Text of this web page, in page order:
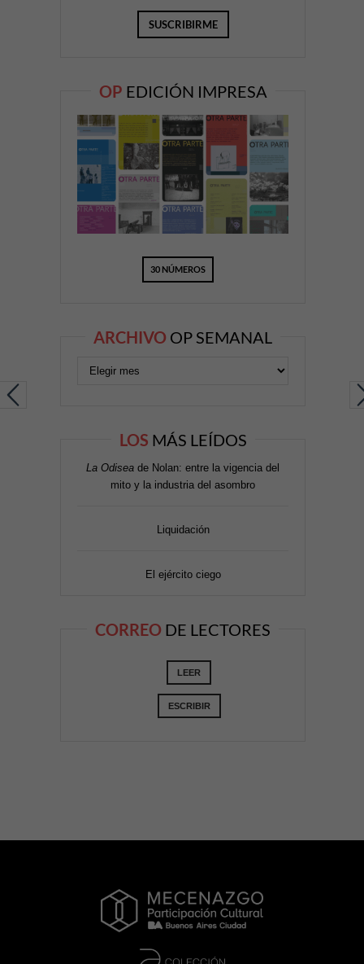
OP EDICIÓN IMPRESA
30 NÚMEROS
ARCHIVO OP SEMANAL
LOS MÁS LEÍDOS
La Odisea de Nolan: entre la vigencia del
mito y la industria del asombro
Liquidación
El ejército ciego
CORREO DE LECTORES
LEER
ESCRIBIR